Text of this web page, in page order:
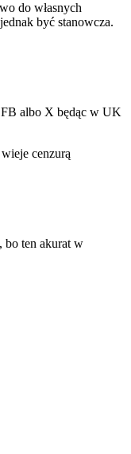
do własnych
być stanowcza.
FB albo X będąc w UK
cenzurą
bo ten akurat w